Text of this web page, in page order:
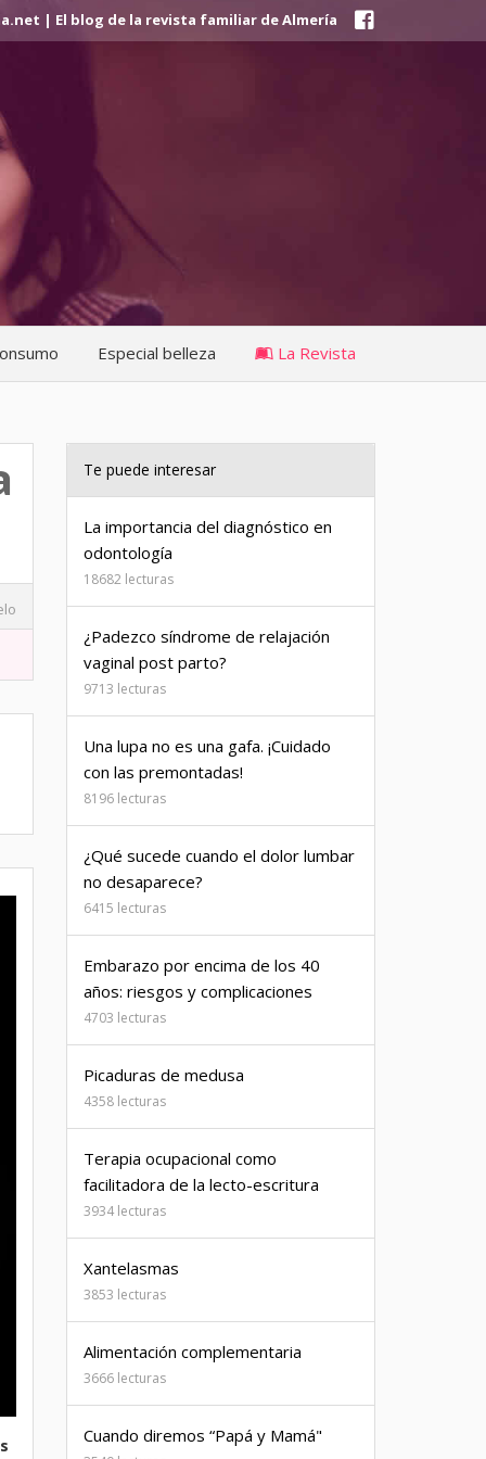
| El blog de la revista familiar de Almería
Especial belleza La Revista
Te puede interesar
La importancia del diagnóstico en
odontología
18682 lecturas
¿Padezco síndrome de relajación
vaginal post parto?
9713 lecturas
Una lupa no es una gafa. ¡Cuidado
con las premontadas!
8196 lecturas
¿Qué sucede cuando el dolor lumbar
no desaparece?
6415 lecturas
Embarazo por encima de los 40
años: riesgos y complicaciones
4703 lecturas
Picaduras de medusa
4358 lecturas
Terapia ocupacional como
facilitadora de la lecto-escritura
3934 lecturas
Xantelasmas
3853 lecturas
Alimentación complementaria
3666 lecturas
Cuando diremos “Papá y Mamá"